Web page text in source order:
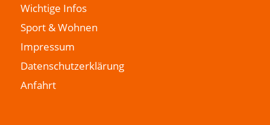
Wichtige Infos
Sport & Wohnen
Impressum
Datenschutzerklärung
Anfahrt